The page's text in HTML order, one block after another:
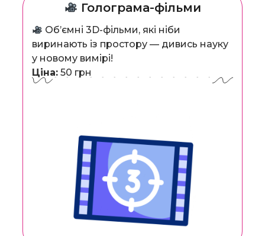
Голограма-фільми
Об’ємні 3D-фільми, які ніби
виринають із простору — дивись науку
у новому вимірі!
Ціна: 50 грн